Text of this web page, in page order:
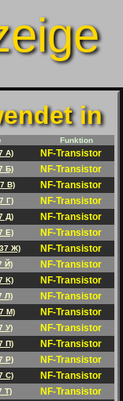
in
Funktion
A)
NF-Transistor
Б) NF-Transistor
B) NF-Transistor
Г) NF-Transistor
Д) NF-Transistor
E) NF-Transistor
Ж) NF-Transistor
Й) NF-Transistor
K) NF-Transistor
Л) NF-Transistor
M) NF-Transistor
У) NF-Transistor
П) NF-Transistor
P) NF-Transistor
C) NF-Transistor
T) NF-Transistor